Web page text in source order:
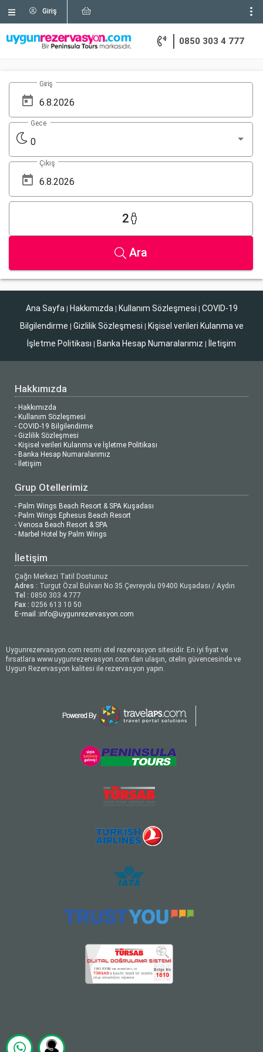
Giriş
0850 303 4 777
Giriş
0
Gece
Çıkış
2
Ara
Ana Sayfa | Hakkımızda | Kullanım Sözleşmesi | COVID-19
Bilgilendirme | Gizlilik Sözleşmesi | Kişisel verileri Kulanma ve
İşletme Politikası | Banka Hesap Numaralarımız | İletişim
Hakkımızda
- Hakkımızda
- Kullanım Sözleşmesi
- COVID-19 Bilgilendirme
- Gizlilik Sözleşmesi
- Kişisel verileri Kulanma ve İşletme Politikası
- Banka Hesap Numaralarımız
- İletişim
Grup Otellerimiz
- Palm Wings Beach Resort & SPA Kuşadası
- Palm Wings Ephesus Beach Resort
- Venosa Beach Resort & SPA
- Marbel Hotel by Palm Wings
İletişim
Çağrı Merkezi Tatil Dostunuz
Adres : Turgut Özal Bulvarı No 35 Çevreyolu 09400 Kuşadası / Aydın
Tel : 0850 303 4 777
Fax : 0256 613 10 50
E-mail :info@uygunrezervasyon.com
Uygunrezervasyon.com resmi otel rezervasyon sitesidir. En iyi fiyat ve
fırsatlara www.uygunrezervasyon.com dan ulaşın, otelin güvencesinde ve
Uygun Rezervasyon kalitesi ile rezervasyon yapın.